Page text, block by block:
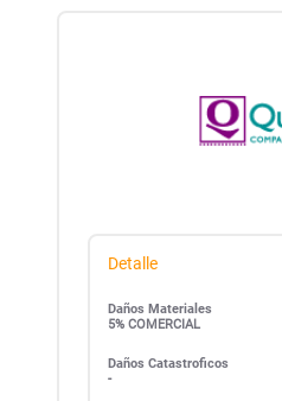
Detalle
Daños Materiales
5% COMERCIAL
Daños Catastroficos
-